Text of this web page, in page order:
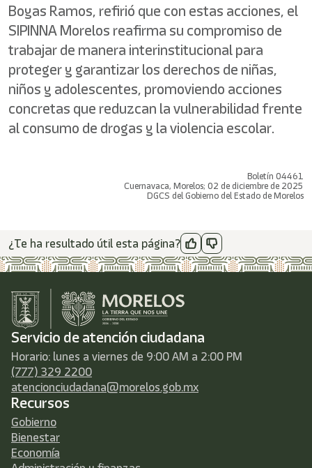
Boyas Ramos, refirió que con estas acciones, el
SIPINNA Morelos reafirma su compromiso de
trabajar de manera interinstitucional para
proteger y garantizar los derechos de niñas,
niños y adolescentes, promoviendo acciones
concretas que reduzcan la vulnerabilidad frente
al consumo de drogas y la violencia escolar.
Boletín 04461
Cuernavaca, Morelos; 02 de diciembre de 2025
DGCS del Gobierno del Estado de Morelos
¿Te ha resultado útil esta página?
Servicio de atención ciudadana
Horario: lunes a viernes de 9:00 AM a 2:00 PM
(777) 329 2200
atencionciudadana@morelos.gob.mx
Recursos
Gobierno
Bienestar
Economía